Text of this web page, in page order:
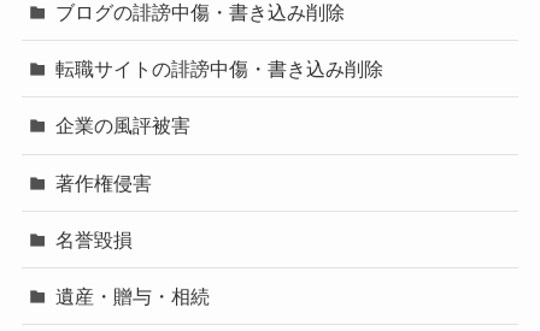
ブログの誹謗中傷・書き込み削除
転職サイトの誹謗中傷・書き込み削除
企業の風評被害
著作権侵害
名誉毀損
遺産・贈与・相続